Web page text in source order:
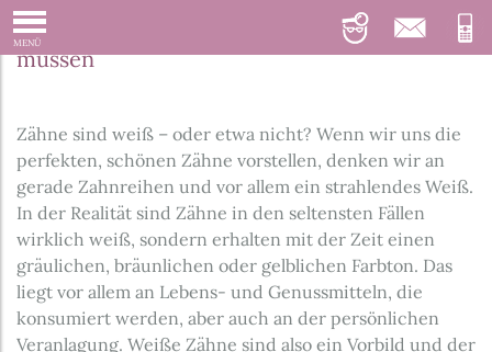
MENÜ
Bleaching vom Zahnarzt – was Sie wissen
müssen
Zähne sind weiß – oder etwa nicht? Wenn wir uns die
perfekten, schönen Zähne vorstellen, denken wir an
gerade Zahnreihen und vor allem ein strahlendes Weiß.
In der Realität sind Zähne in den seltensten Fällen
wirklich weiß, sondern erhalten mit der Zeit einen
gräulichen, bräunlichen oder gelblichen Farbton. Das
liegt vor allem an Lebens- und Genussmitteln, die
konsumiert werden, aber auch an der persönlichen
Veranlagung. Weiße Zähne sind also ein Vorbild und der